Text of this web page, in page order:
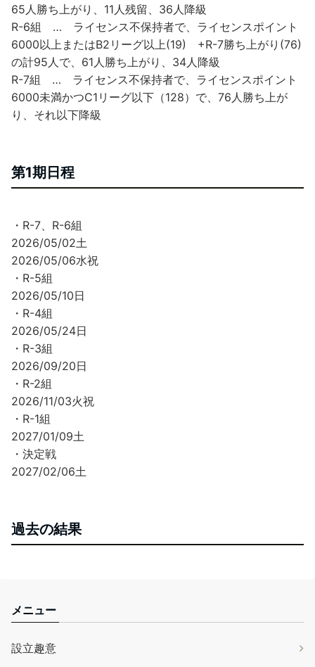
65人勝ち上がり、11人残留、36人降級
R-6組 … ライセンス不保持者で、ライセンスポイント
6000以上またはB2リーグ以上(19) +R-7勝ち上がり(76)
の計95人で、61人勝ち上がり、34人降級
R-7組 … ライセンス不保持者で、ライセンスポイント
6000未満かつC1リーグ以下（128）で、76人勝ち上が
り、それ以下降級
第1期日程
・R-7、R-6組
2026/05/02土
2026/05/06水祝
・R-5組
2026/05/10日
・R-4組
2026/05/24日
・R-3組
2026/09/20日
・R-2組
2026/11/03火祝
・R-1組
2027/01/09土
・決定戦
2027/02/06土
過去の結果
メニュー
設立趣意